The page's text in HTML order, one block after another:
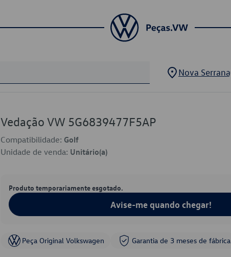
Nova Serrana
Vedação VW 5G6839477F5AP
Compatibilidade: Golf
Unidade de venda: Unitário(a)
Produto temporariamente esgotado.
Avise-me quando chegar!
Peça Original Volkswagen Garantia de 3 meses de fábrica